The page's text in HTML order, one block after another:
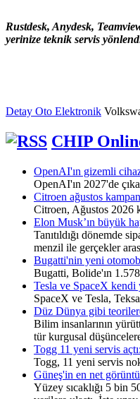
Rustdesk, Anydesk,
yerinize teknik servis
Detay Oto Elektronik
CHIP
OpenAI'ın gizemli
OpenAI'ın 2027'de
Citroen ağustos
Citroen, Ağustos 2026
Elon Musk’ın büyük
Tanıtıldığı dönemde
menzil ile gerçekler
Bugatti'nin yeni
Bugatti, Bolide'ın
Tesla ve SpaceX
SpaceX ve Tesla,
Düz Dünya gibi
Bilim insanlarının
tür kurgusal
Togg 11 yeni servis
Togg, 11 yeni servis
Güneş'in en net
Yüzey sıcaklığı 5 bin